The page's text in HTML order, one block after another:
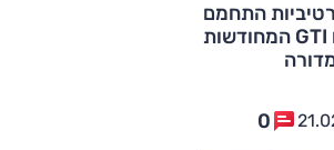
התחמם עם מחירים נמוכים
מבעבר ל-208 ופולו GTI המחודשות. כעת סיאט איביזה
0